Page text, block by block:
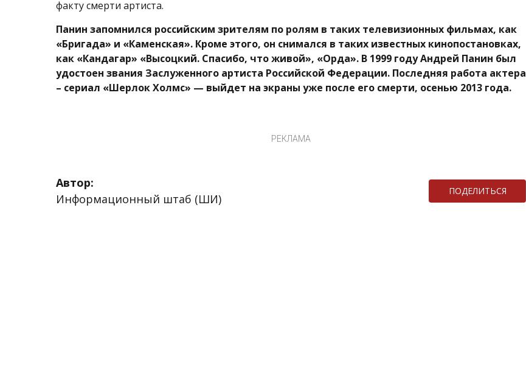
факту смерти артиста.
Панин запомнился российским зрителям по ролям в таких телевизионных фильмах, как
«Бригада» и «Каменская». Кроме этого, он снимался в таких известных кинопостановках,
как «Кандагар» «Высоцкий. Спасибо, что живой», «Орда». В 1999 году Андрей Панин был
удостоен звания Заслуженного артиста Российской Федерации. Последняя работа актера
– сериал «Шерлок Холмс» — выйдет на экраны уже после его смерти, осенью 2013 года.
РЕКЛАМА
Автор:
Информационный штаб (ШИ)
ПОДЕЛИТЬСЯ